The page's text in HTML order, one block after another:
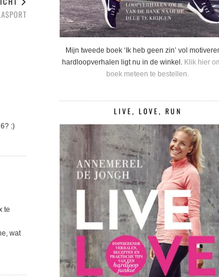
:)
te
wat
Mijn tweede boek ‘Ik heb geen zin’ vol
hardloopverhalen ligt nu in de winkel. Klik hier
boek meteen te bestellen.
LIVE, LOVE, RUN